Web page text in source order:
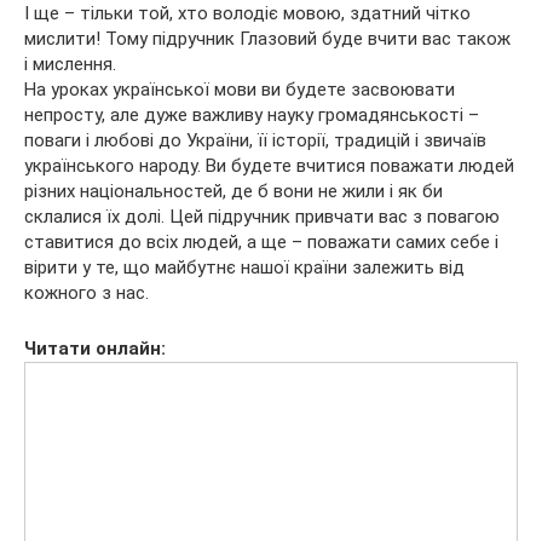
І ще – тільки той, хто володіє мовою, здатний чітко
мислити! Тому підручник Глазовий буде вчити вас також
і мислення.
На уроках української мови ви будете засвоювати
непросту, але дуже важливу науку громадянськості –
поваги і любові до України, її історії, традицій і звичаїв
українського народу. Ви будете вчитися поважати людей
різних національностей, де б вони не жили і як би
склалися їх долі. Цей підручник привчати вас з повагою
ставитися до всіх людей, а ще – поважати самих себе і
вірити у те, що майбутнє нашої країни залежить від
кожного з нас.
Читати онлайн: